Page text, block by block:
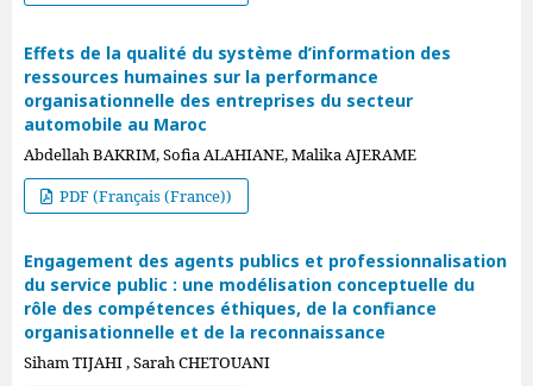
Effets de la qualité du système d’information des
ressources humaines sur la performance
organisationnelle des entreprises du secteur
automobile au Maroc
Abdellah BAKRIM, Sofia ALAHIANE, Malika AJERAME
PDF (Français (France))
Engagement des agents publics et professionnalisation
du service public : une modélisation conceptuelle du
rôle des compétences éthiques, de la confiance
organisationnelle et de la reconnaissance
Siham TIJAHI , Sarah CHETOUANI